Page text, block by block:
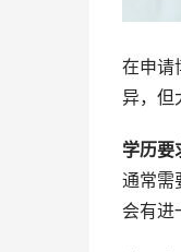
在申请
异，但
学历要
通常需
会有进